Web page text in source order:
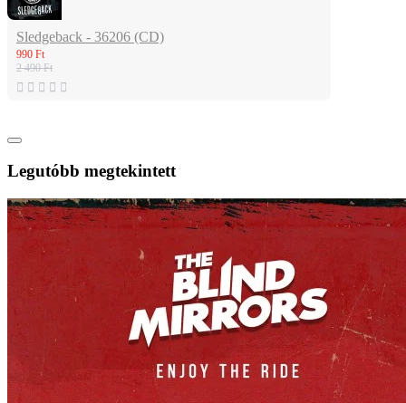
Sledgeback - 36206 (CD)
990 Ft
2 490 Ft
Legutóbb megtekintett